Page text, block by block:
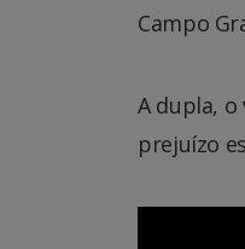
Campo
A dupla, o
prejuízo